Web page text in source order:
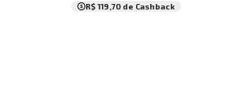
R$ 119,70de Cashback